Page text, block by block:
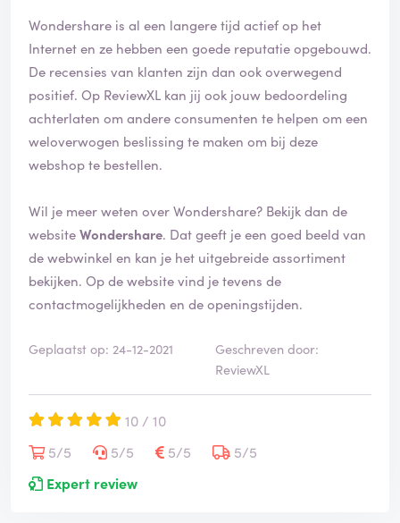
Wondershare is al een langere tijd actief op het
Internet en ze hebben een goede reputatie opgebouwd.
De recensies van klanten zijn dan ook overwegend
positief. Op ReviewXL kan jij ook jouw bedoordeling
achterlaten om andere consumenten te helpen om een
weloverwogen beslissing te maken om bij deze
webshop te bestellen.
Wil je meer weten over Wondershare? Bekijk dan de
websiteWondershare. Dat geeft je een goed beeld van
de webwinkel en kan je het uitgebreide assortiment
bekijken. Op de website vind je tevens de
contactmogelijkheden en de openingstijden.
Geplaatst op: 24-12-2021
Geschreven door:
ReviewXL
10 / 10
5/5
5/5 5/5
5/5
Expert review